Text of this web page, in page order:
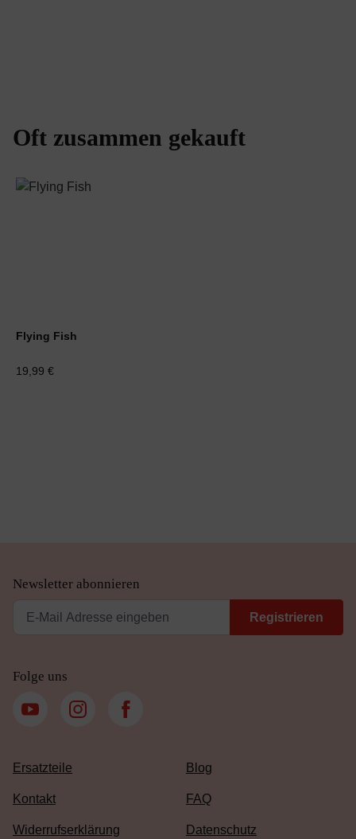
Produktgalerie überspringen
Oft zusammen gekauft
Flying Fish
19,99 €
Newsletter abonnieren
Registrieren
Folge uns
Ersatzteile Blog
Kontakt FAQ
Widerrufserklärung Datenschutz